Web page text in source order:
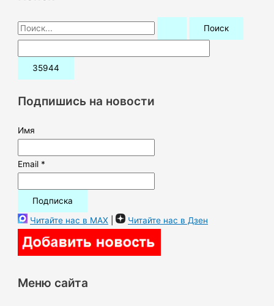
П
о
и
:Подпишись на новости
Имя
Email *
Читайте нас в MAX | Читайте нас в Дзен
Меню сайта